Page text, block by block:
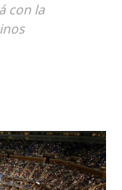
con la